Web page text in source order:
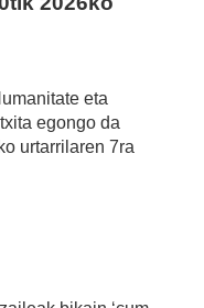
eta
egongo da
urtarrilaren 7ra